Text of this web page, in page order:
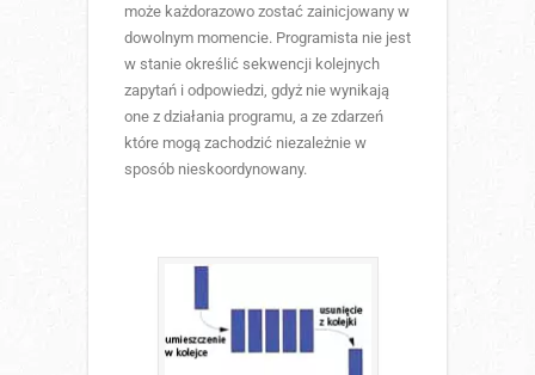
może każdorazowo zostać zainicjowany w
dowolnym momencie. Programista nie jest
w stanie określić sekwencji kolejnych
zapytań i odpowiedzi, gdyż nie wynikają
one z działania programu, a ze zdarzeń
które mogą zachodzić niezależnie w
sposób nieskoordynowany.